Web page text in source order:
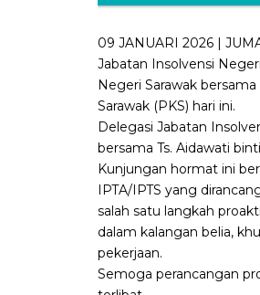
09 JANUARI 2026 |
Jabatan Insolvensi
Negeri Sarawak
Sarawak (PKS) hari ini.
Delegasi Jabatan
bersama Ts. Aidawati
Kunjungan hormat ini
IPTA/IPTS yang
salah satu langkah
dalam kalangan belia,
pekerjaan.
Semoga perancangan